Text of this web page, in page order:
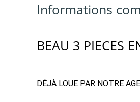
Informations
BEAU 3 PIECES
DÉJÀ LOUE PAR NOTRE